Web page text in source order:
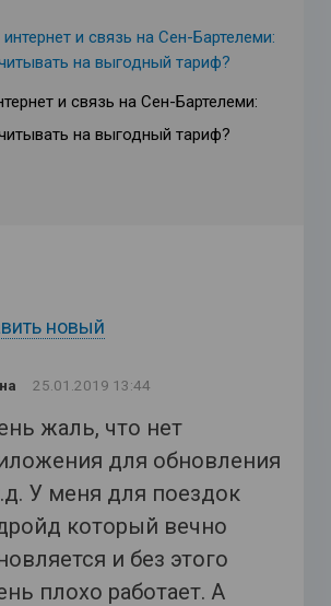
и связь на Сен-Бартелеми:
на выгодный тариф?
новый
25.01.2019 13:44
жаль, что нет
для обновления
У меня для поездок
который вечно
и без этого
плохо работает. А